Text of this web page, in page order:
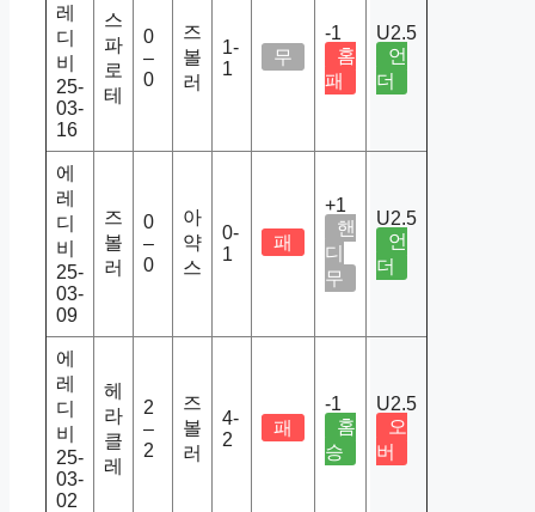
레
디
비
25-
03-
16
스
파
로
테
0
–
0
즈
볼
러
1-
1
무
-1
홈
패
U2.5
언
더
에
레
디
비
25-
03-
09
즈
볼
러
0
–
0
아
약
스
0-
1
패
+1
핸
디
무
U2.5
언
더
에
레
디
비
25-
03-
02
헤
라
클
레
2
–
2
즈
볼
러
4-
2
패
-1
홈
승
U2.5
오
버